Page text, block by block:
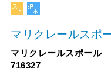
マリクレールスポ
マリクレールスポー
716327